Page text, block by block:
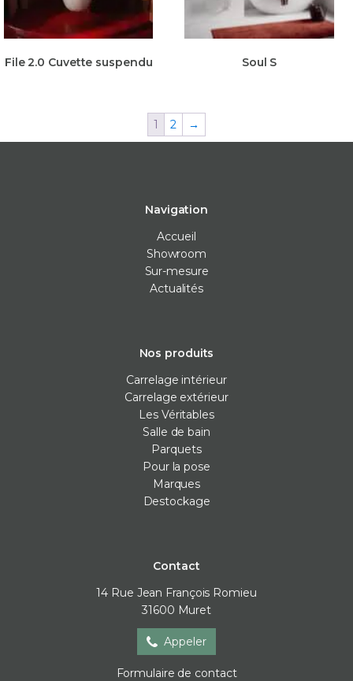
File 2.0 Cuvette suspendu Soul S
1 2 →
Navigation
Accueil
Showroom
Sur-mesure
Actualités
Nos produits
Carrelage intérieur
Carrelage extérieur
Les Véritables
Salle de bain
Parquets
Pour la pose
Marques
Destockage
Contact
14 Rue Jean François Romieu
31600 Muret
Appeler
Formulaire de contact